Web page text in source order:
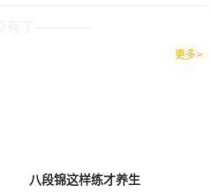
更多>
八段锦这样练才养生